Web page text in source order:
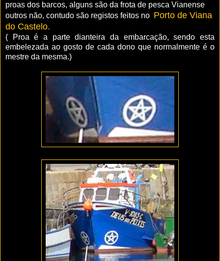
proas dos barcos, alguns são da frota de pesca Vianense
outros não, contudo são registos feitos no Porto de Viana
do Castelo.
( Proa é a parte dianteira da embarcação, sendo esta
embelezada ao gosto de cada dono que normalmente é o
mestre da mesma.)